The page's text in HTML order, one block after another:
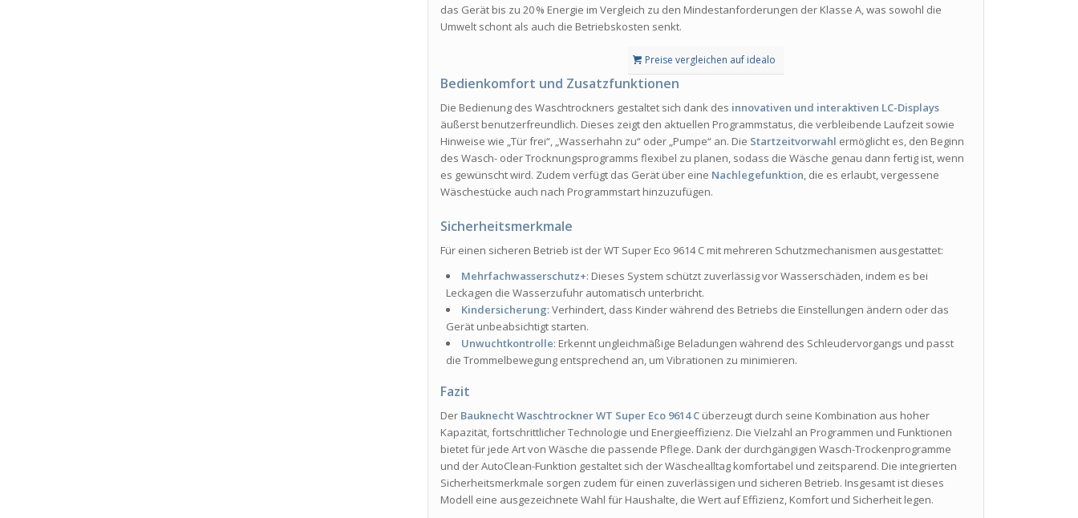
das Gerät bis zu 20 % Energie im Vergleich zu den Mindestanforderungen der Klasse A, was sowohl die
Umwelt schont als auch die Betriebskosten senkt.
Preise vergleichen auf idealo
Bedienkomfort und Zusatzfunktionen
Die Bedienung des Waschtrockners gestaltet sich dank des innovativen und interaktiven LC-Displays
äußerst benutzerfreundlich. Dieses zeigt den aktuellen Programmstatus, die verbleibende Laufzeit sowie
Hinweise wie „Tür frei“, „Wasserhahn zu“ oder „Pumpe“ an. Die Startzeitvorwahl ermöglicht es, den Beginn
des Wasch- oder Trocknungsprogramms flexibel zu planen, sodass die Wäsche genau dann fertig ist, wenn
es gewünscht wird. Zudem verfügt das Gerät über eine Nachlegefunktion, die es erlaubt, vergessene
Wäschestücke auch nach Programmstart hinzuzufügen.
Sicherheitsmerkmale
Für einen sicheren Betrieb ist der WT Super Eco 9614 C mit mehreren Schutzmechanismen ausgestattet:
Mehrfachwasserschutz+: Dieses System schützt zuverlässig vor Wasserschäden, indem es bei
Leckagen die Wasserzufuhr automatisch unterbricht.
Kindersicherung: Verhindert, dass Kinder während des Betriebs die Einstellungen ändern oder das
Gerät unbeabsichtigt starten.
Unwuchtkontrolle: Erkennt ungleichmäßige Beladungen während des Schleudervorgangs und passt
die Trommelbewegung entsprechend an, um Vibrationen zu minimieren.
Fazit
Der Bauknecht Waschtrockner WT Super Eco 9614 C überzeugt durch seine Kombination aus hoher
Kapazität, fortschrittlicher Technologie und Energieeffizienz. Die Vielzahl an Programmen und Funktionen
bietet für jede Art von Wäsche die passende Pflege. Dank der durchgängigen Wasch-Trockenprogramme
und der AutoClean-Funktion gestaltet sich der Wäschealltag komfortabel und zeitsparend. Die integrierten
Sicherheitsmerkmale sorgen zudem für einen zuverlässigen und sicheren Betrieb. Insgesamt ist dieses
Modell eine ausgezeichnete Wahl für Haushalte, die Wert auf Effizienz, Komfort und Sicherheit legen.